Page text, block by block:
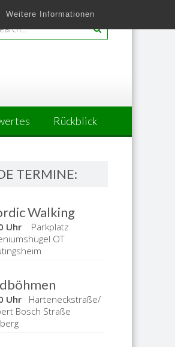
Weitere Informationen
Rückblick
TERMINE:
Walking
Uhr
Parkplatz
OT
Uhr
Harteneckstraße/
Bosch Straße